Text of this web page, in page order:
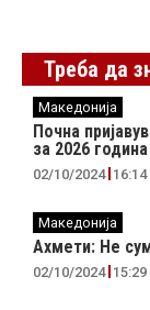
Треба да
Македонија
Почна
за 2026 година
02/10/2024 16:14
Македонија
Ахмети: Не
02/10/2024 15:29